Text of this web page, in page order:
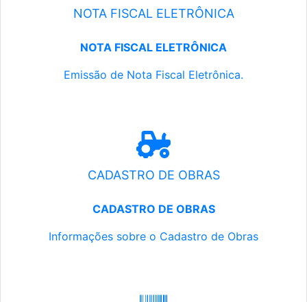
NOTA FISCAL ELETRÔNICA
NOTA FISCAL ELETRÔNICA
Emissão de Nota Fiscal Eletrônica.
CADASTRO DE OBRAS
CADASTRO DE OBRAS
Informações sobre o Cadastro de Obras